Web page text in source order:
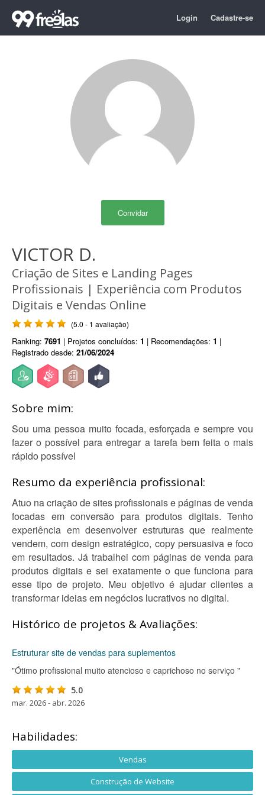
Login Cadastre-se
Convidar
VICTOR D.
Criação de Sites e Landing Pages
Profissionais | Experiência com Produtos
Digitais e Vendas Online
(5.0 - 1 avaliação)
Ranking: 7691 | Projetos concluídos: 1 | Recomendações: 1 |
Registrado desde: 21/06/2024
Sobre mim:
Sou uma pessoa muito focada, esforçada e sempre vou
fazer o possível para entregar a tarefa bem feita o mais
rápido possível
Resumo da experiência profissional:
Atuo na criação de sites profissionais e páginas de venda
focadas em conversão para produtos digitais. Tenho
experiência em desenvolver estruturas que realmente
vendem, com design estratégico, copy persuasiva e foco
em resultados. Já trabalhei com páginas de venda para
produtos digitais e sei exatamente o que funciona para
esse tipo de projeto. Meu objetivo é ajudar clientes a
transformar ideias em negócios lucrativos no digital.
Histórico de projetos & Avaliações:
Estruturar site de vendas para suplementos
"Ótimo profissional muito atencioso e caprichoso no serviço "
5.0
mar. 2026 - abr. 2026
Habilidades:
Vendas
Construção de Website